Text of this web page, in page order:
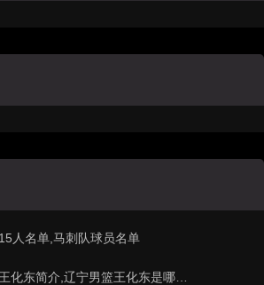
人名单,马刺队球员名单
东简介,辽宁男篮王化东是哪里人？